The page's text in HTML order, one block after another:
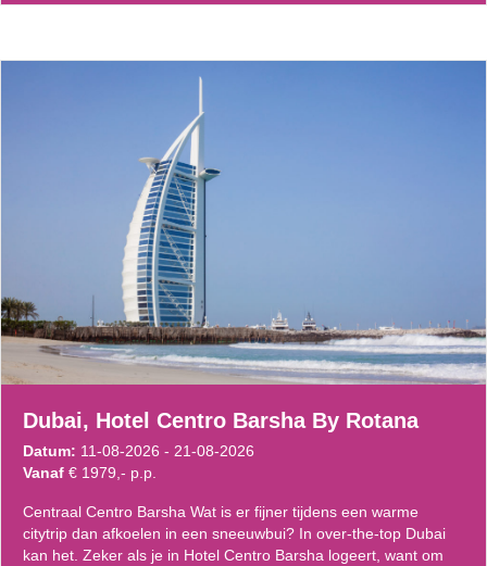
Dubai, Hotel Centro Barsha By Rotana
Datum: 11-08-2026 - 21-08-2026
Vanaf € 1979,- p.p.
Centraal Centro Barsha Wat is er fijner tijdens een warme
citytrip dan afkoelen in een sneeuwbui? In over-the-top Dubai
kan het. Zeker als je in Hotel Centro Barsha logeert, want om